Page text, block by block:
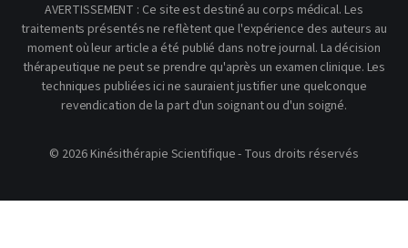
AVERTISSEMENT : Ce site est destiné au corps médical. Les
traitements présentés ne reflètent que l'expérience des auteurs au
moment où leur article a été publié dans notre journal. La décision
thérapeutique ne peut se prendre qu'après un examen clinique. Les
techniques publiées ici ne sauraient justifier une quelconque
revendication de la part d'un soignant ou d'un soigné.
© 2026 Kinésithérapie Scientifique - Tous droits réservés